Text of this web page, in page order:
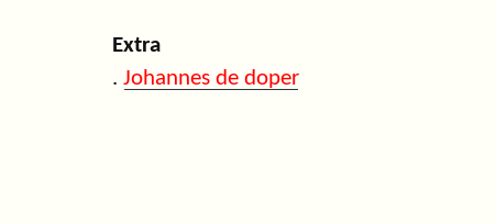
Extra
. Johannes de doper